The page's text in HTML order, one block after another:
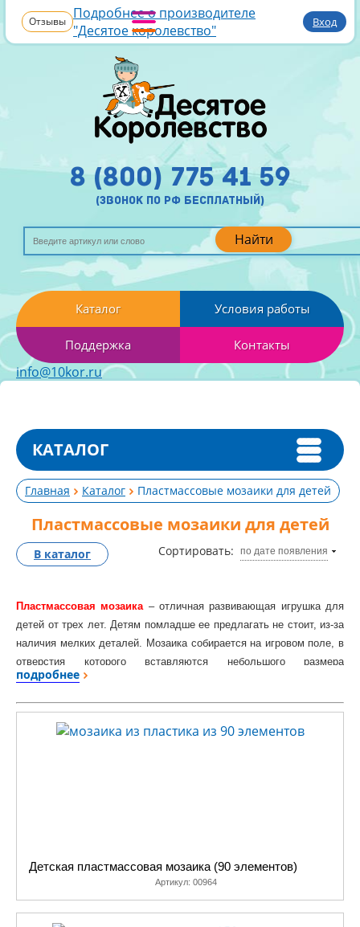
Отзывы Подробнее о производителе
"Десятое королевство"
Вход
Найти
8 (800) 775 41 59
(звонок по рф бесплатный)
Каталог Условия работы
Поддержка Контакты
info@10kor.ru
КАТАЛОГ
Главная Каталог Пластмассовые мозаики для детей
Пластмассовые мозаики для детей
Сортировать: по дате появления
В каталог
Пластмассовая мозаика– отличная развивающая игрушка для
детей от трех лет. Детям помладше ее предлагать не стоит, из-за
наличия мелких деталей. Мозаика собирается на игровом поле, в
отверстия которого вставляются небольшого размера
разноцветные фишки. Подбирая фишки по цвету и располагая в
Собираниемозаикизаинтересует каждого ребенка, можно
процессе игры дети приучаются к осмысленной деятельности,
учатся ставить перед собой практические цели и добиваться
результата. Работа с маленькими фишками развивает мелкие
моторные движения рук, следовательно, стимулирует развитие
подробнее
Детская пластмассовая мозаика (90 элементов)
Артикул: 00964